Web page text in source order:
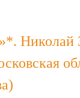
Николай